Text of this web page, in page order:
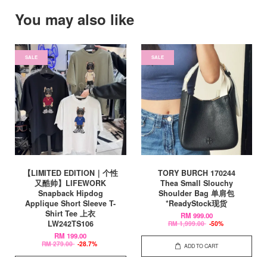
You may also like
SALE
【LIMITED EDITION｜个性
又酷帅】LIFEWORK
Snapback Hipdog
Applique Short Sleeve T-
Shirt Tee 上衣
LW242TS106
RM 199.00
RM 279.00 -28.7%
SALE
TORY BURCH 170244
Thea Small Slouchy
Shoulder Bag 单肩包
*ReadyStock现货
RM 999.00
RM 1,999.00 -50%
ADD TO CART